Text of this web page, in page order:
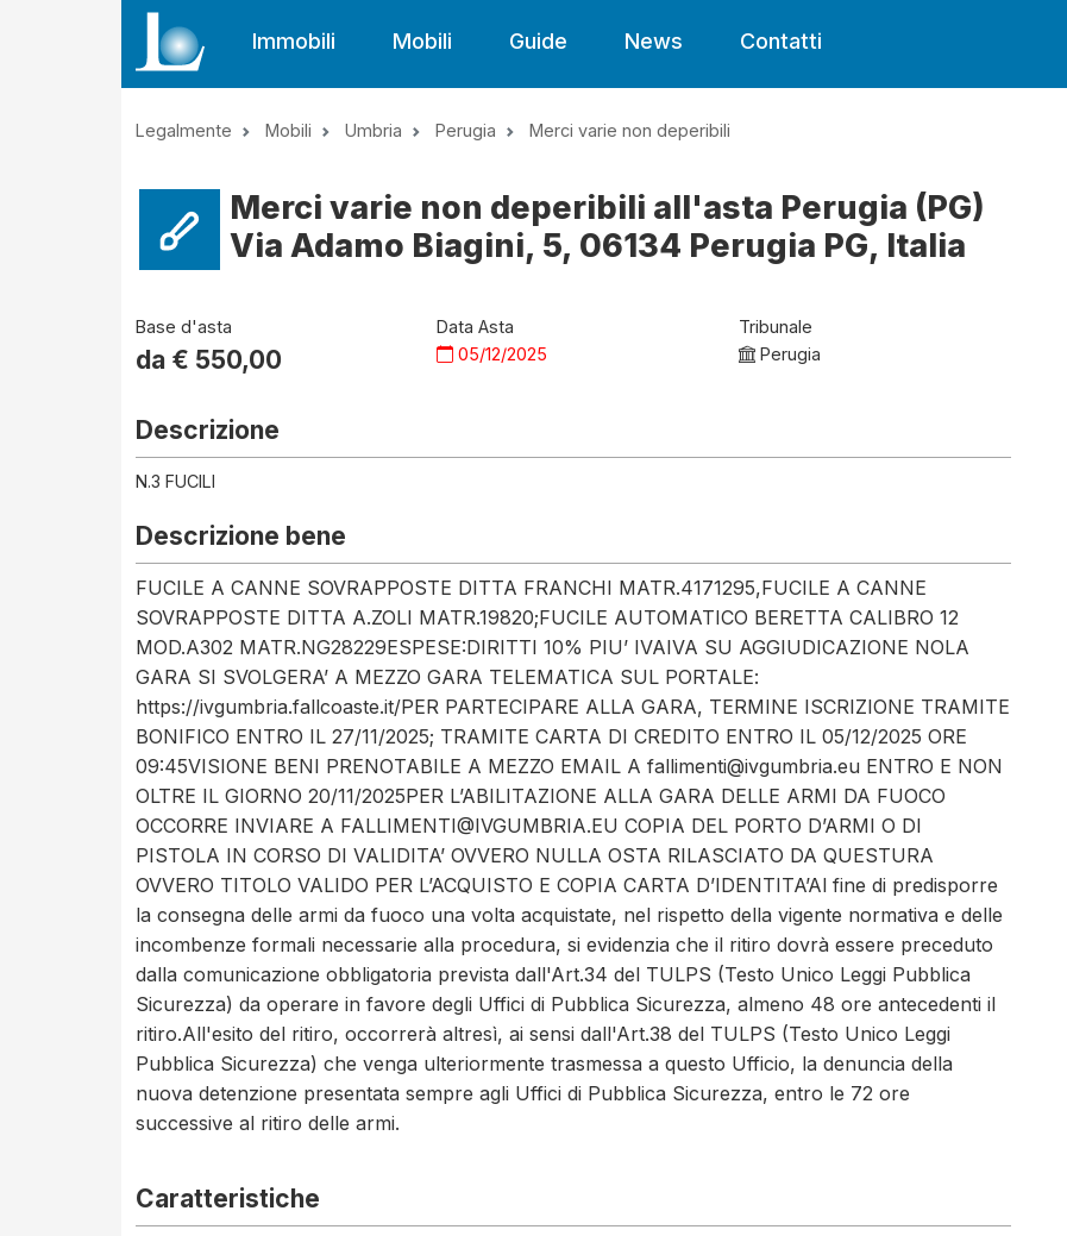
Immobili Mobili Guide News Contatti
Legalmente Mobili Umbria Perugia Merci varie non deperibili
Merci varie non deperibili all'asta Perugia (PG)
Via Adamo Biagini, 5, 06134 Perugia PG, Italia
Base d'asta
da € 550,00
Data Asta
05/12/2025
Tribunale
Perugia
Descrizione
N.3 FUCILI
Descrizione bene
FUCILE A CANNE SOVRAPPOSTE DITTA FRANCHI MATR.4171295,FUCILE A CANNE
SOVRAPPOSTE DITTA A.ZOLI MATR.19820;FUCILE AUTOMATICO BERETTA CALIBRO 12
MOD.A302 MATR.NG28229ESPESE:DIRITTI 10% PIU’ IVAIVA SU AGGIUDICAZIONE NOLA
GARA SI SVOLGERA’ A MEZZO GARA TELEMATICA SUL PORTALE:
https://ivgumbria.fallcoaste.it/PER PARTECIPARE ALLA GARA, TERMINE ISCRIZIONE TRAMITE
BONIFICO ENTRO IL 27/11/2025; TRAMITE CARTA DI CREDITO ENTRO IL 05/12/2025 ORE
09:45VISIONE BENI PRENOTABILE A MEZZO EMAIL A fallimenti@ivgumbria.eu ENTRO E NON
OLTRE IL GIORNO 20/11/2025PER L’ABILITAZIONE ALLA GARA DELLE ARMI DA FUOCO
OCCORRE INVIARE A FALLIMENTI@IVGUMBRIA.EU COPIA DEL PORTO D’ARMI O DI
PISTOLA IN CORSO DI VALIDITA’ OVVERO NULLA OSTA RILASCIATO DA QUESTURA
OVVERO TITOLO VALIDO PER L’ACQUISTO E COPIA CARTA D’IDENTITA’Al fine di predisporre
la consegna delle armi da fuoco una volta acquistate, nel rispetto della vigente normativa e delle
incombenze formali necessarie alla procedura, si evidenzia che il ritiro dovrà essere preceduto
dalla comunicazione obbligatoria prevista dall'Art.34 del TULPS (Testo Unico Leggi Pubblica
Sicurezza) da operare in favore degli Uffici di Pubblica Sicurezza, almeno 48 ore antecedenti il
ritiro.All'esito del ritiro, occorrerà altresì, ai sensi dall'Art.38 del TULPS (Testo Unico Leggi
Pubblica Sicurezza) che venga ulteriormente trasmessa a questo Ufficio, la denuncia della
nuova detenzione presentata sempre agli Uffici di Pubblica Sicurezza, entro le 72 ore
successive al ritiro delle armi.
Caratteristiche